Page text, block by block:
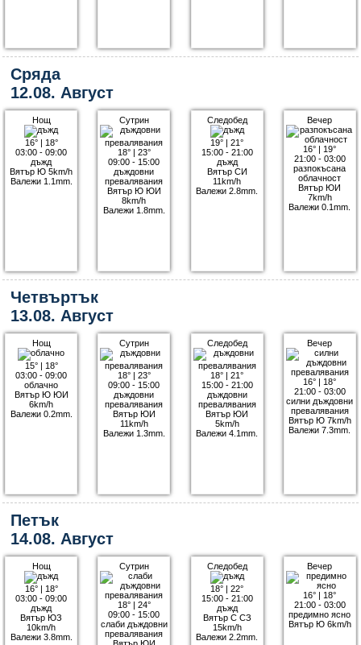
Сряда
12.08. Август
Нощ
16°| 18°
03:00 - 09:00
дъжд
Вятър Ю 5km/h
Валежи 1.1mm.
Сутрин
18°| 23°
09:00 - 15:00
дъждовни
превалявания
Вятър Ю ЮИ
8km/h
Валежи 1.8mm.
Следобед
19° |21°
15:00 - 21:00
дъжд
Вятър СИ
11km/h
Валежи 2.8mm.
Вечер
16° | 19°
21:00 - 03:00
разпокъсана
облачност
Вятър ЮИ
7km/h
Валежи 0.1mm.
Четвъртък
13.08. Август
Нощ
15°| 18°
03:00 - 09:00
облачно
Вятър Ю ЮИ
6km/h
Валежи 0.2mm.
Сутрин
18°| 23°
09:00 - 15:00
дъждовни
превалявания
Вятър ЮИ
11km/h
Валежи 1.3mm.
Следобед
18° |21°
15:00 - 21:00
дъждовни
превалявания
Вятър ЮИ
5km/h
Валежи 4.1mm.
Вечер
16° | 18°
21:00 - 03:00
силни дъждовни
превалявания
Вятър Ю 7km/h
Валежи 7.3mm.
Петък
14.08. Август
Нощ
16°| 18°
03:00 - 09:00
дъжд
Вятър ЮЗ
10km/h
Валежи 3.8mm.
Сутрин
18°| 24°
09:00 - 15:00
слаби дъждовни
превалявания
Следобед
18° |22°
15:00 - 21:00
дъжд
Вятър С СЗ
15km/h
Валежи 2.2mm.
Вечер
16° | 18°
21:00 - 03:00
предимно ясно
Вятър Ю 6km/h